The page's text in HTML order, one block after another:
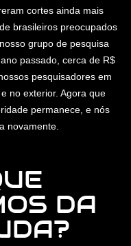
cortes ainda mais
brasileiros preocupados
grupo de pesquisa
passado, cerca de R$
pesquisadores em
no exterior. Agora que
permanece, e nós
novamente.
DA